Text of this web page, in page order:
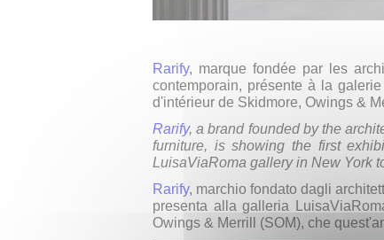
Rarify, marque fondée par les
contemporain, présente à la
d'intérieur de Skidmore, Owings &
Rarify, a brand founded by the
furniture, is showing the first
LuisaViaRoma gallery in New York
Rarify, marchio fondato dagli
presenta alla galleria
Owings & Merrill (SOM), che